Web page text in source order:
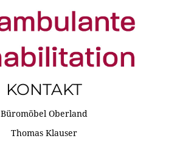
KONTAKT
Büromöbel Oberland
Thomas Klauser